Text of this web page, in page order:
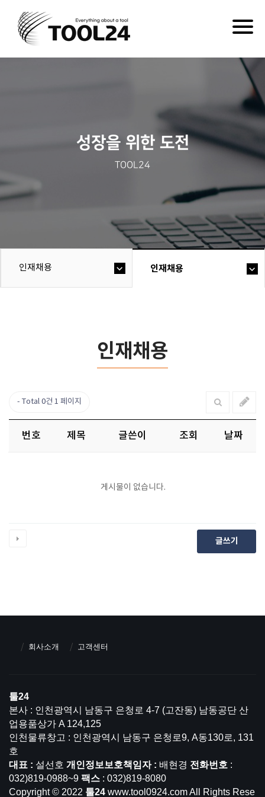
성장을 위한 도전
TOOL24
인재채용 인재채용
인재채용
Total 0건 1 페이지
번호 제목 글쓴이 조회 날짜
게시물이 없습니다.
글쓰기
회사소개 고객센터
툴24
본사 : 인천광역시 남동구 은청로 4-7 (고잔동) 남동공단 산
업용품상가 A 124,125
인천물류창고 : 인천광역시 남동구 은청로9, A동130로, 131
호
대표 : 설선호 개인정보보호책임자 : 배현경 전화번호 :
032)819-0988~9 팩스 : 032)819-8080
Copyright © 2022 툴24 www.tool0924.com All Rights Rese